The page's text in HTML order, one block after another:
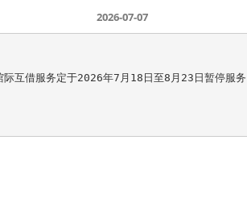
2026-07-07
互借服务定于2026年7月18日至8月23日暂停服务